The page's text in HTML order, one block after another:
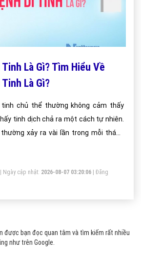
Là Gì? Tìm Hiểu Về
Là Gì?
tinh chủ thể thường không cảm thấy
tinh dịch chả ra một cách tự nhiên.
xảy ra vài lần trong mỗi tháng
| Ngày cập nhật: 2026-08-07 03:20:06
Đăng
được bạn đọc quan tâm và tìm kiếm rất nhiều
như trên Google.